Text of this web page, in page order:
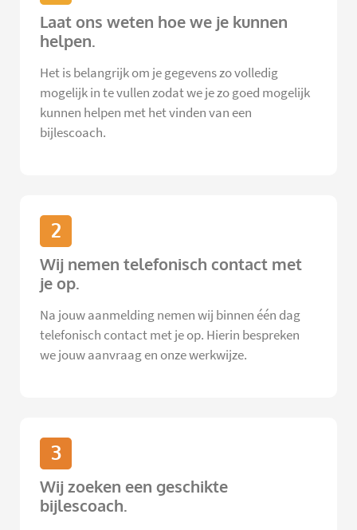
Laat ons weten hoe we je kunnen
helpen.
Het is belangrijk om je gegevens zo volledig
mogelijk in te vullen zodat we je zo goed mogelijk
kunnen helpen met het vinden van een
bijlescoach.
2
Wij nemen telefonisch contact met
je op.
Na jouw aanmelding nemen wij binnen één dag
telefonisch contact met je op. Hierin bespreken
we jouw aanvraag en onze werkwijze.
3
Wij zoeken een geschikte
bijlescoach.